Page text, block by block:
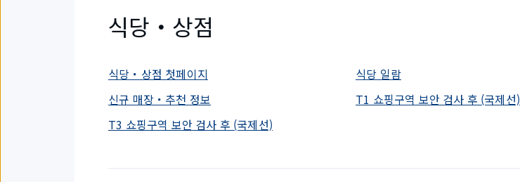
식당・상점
식당・상점 첫페이지 식당 일람
신규 매장・추천 정보
T1 쇼핑구역 보안 검사 후 (국제선)
T3 쇼핑구역 보안 검사 후 (국제선)